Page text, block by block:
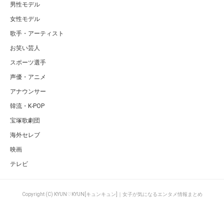
男性モデル
女性モデル
歌手・アーティスト
お笑い芸人
スポーツ選手
声優・アニメ
アナウンサー
韓流・K-POP
宝塚歌劇団
海外セレブ
映画
テレビ
Copyright (C) KYUN♡KYUN[キュンキュン]｜女子が気になるエンタメ情報まとめ